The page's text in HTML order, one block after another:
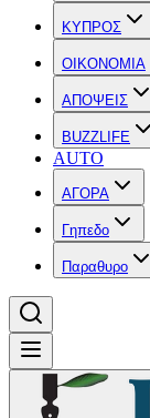
ΚΥΠΡΟΣ
OIKONOMIA
ΑΠΟΨΕΙΣ
BUZZLIFE
AUTO
ΑΓΟΡΑ
Γηπεδο
Παραθυρο